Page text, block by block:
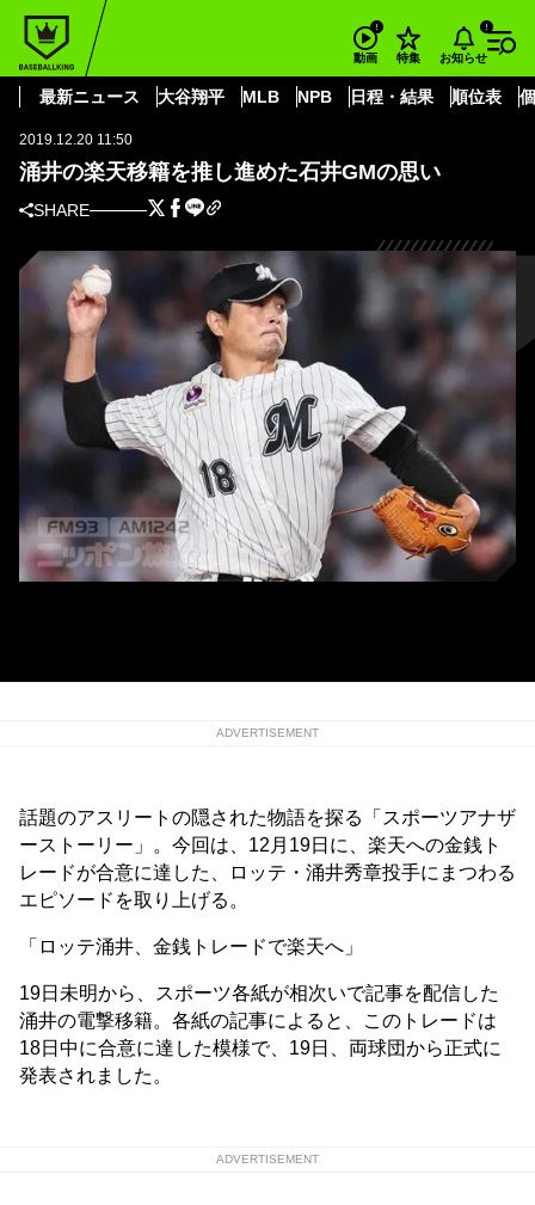
動画 特集 お知らせ
最新ニュース 大谷翔平 MLB NPB 日程・結果 順位表
BASEBALL KING
涌井の楽天移籍を推し進めた石井GMの思い
東北楽天ゴールデンイーグルス
2019.12.20 11:50
涌井の楽天移籍を推し進めた石井GMの思い
SHARE
ADVERTISEMENT
話題のアスリートの隠された物語を探る「スポーツアナザ
ーストーリー」。今回は、12月19日に、楽天への金銭ト
レードが合意に達した、ロッテ・涌井秀章投手にまつわる
エピソードを取り上げる。
「ロッテ涌井、金銭トレードで楽天へ」
19日未明から、スポーツ各紙が相次いで記事を配信した
涌井の電撃移籍。各紙の記事によると、このトレードは
18日中に合意に達した模様で、19日、両球団から正式に
発表されました。
ADVERTISEMENT